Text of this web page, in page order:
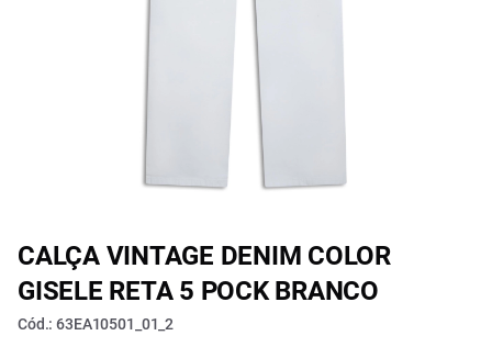
CALÇA VINTAGE DENIM COLOR
GISELE RETA 5 POCK BRANCO
Cód.: 63EA10501_01_2